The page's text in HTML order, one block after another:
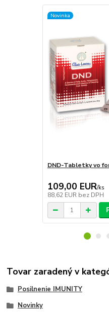
Novinka
DND-Tabletky vo
109,00 EUR/ks
88,62 EUR bez DPH
Tovar zaradený v
Posilnenie IMUNITY
Novinky